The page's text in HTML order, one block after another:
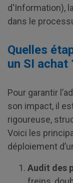
d'Information),
dans le
Quelles
un SI achat
Pour garantir
son impact, il
rigoureuse,
Voici les
déploiement
Audit des